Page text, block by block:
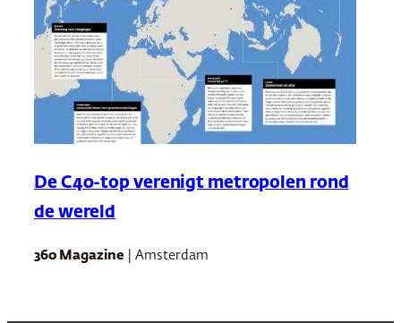
De C40-top verenigt metropolen rond
de wereld
360 Magazine | Amsterdam